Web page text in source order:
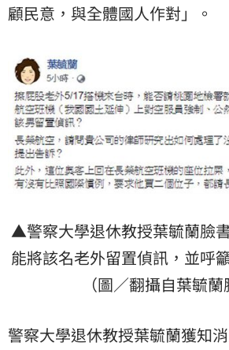
顧民意，與全體國人作對」。
▲警察大學退休教授葉毓蘭臉
能將該名老外留置偵訊，並呼
（圖／翻攝自葉毓蘭
警察大學退休教授葉毓蘭獲知